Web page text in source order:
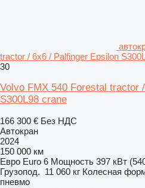
tractor / 6x6 / Palfinger Epsilon
30
Volvo FMX 540 Forestal tractor
S300L98 crane
166 300 € Без НДС
Автокран
2024
150 000 км
Евро Euro 6 Мощность 397 кВт
Грузопод. 11 060 кг Колесная
пневмо